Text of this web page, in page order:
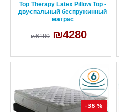
Top Therapy Latex Pillow Top -
двуспальный беспружинный
матрас
₪6180 ₪4280
-38 %